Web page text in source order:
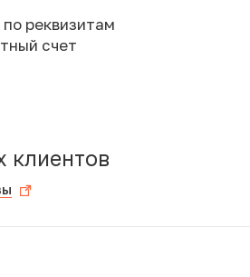
реквизитам
счет
клиентов